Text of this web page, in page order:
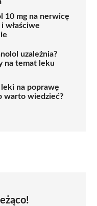
10 mg na nerwicę
i właściwe
uzależnia?
na temat leku
na poprawę
warto wiedzieć?